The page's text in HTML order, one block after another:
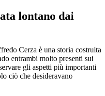
lontano dai
Cerza è una storia costruita
entrambi molto presenti sui
gli aspetti più importanti
ciò che desideravano